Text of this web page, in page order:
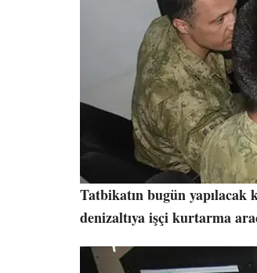
Tatbikatın bugün
denizaltıya işçi kurtarma